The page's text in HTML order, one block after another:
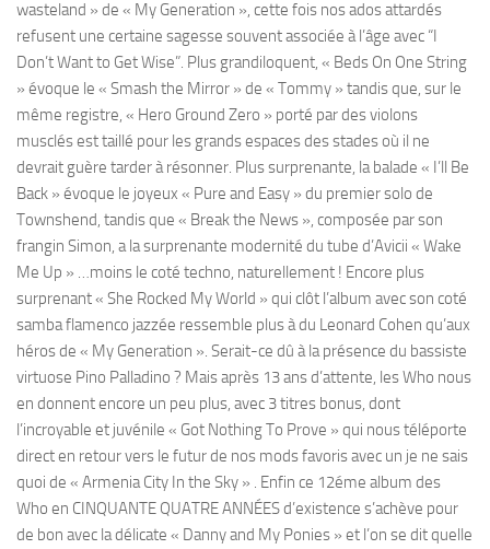
wasteland » de « My Generation », cette fois nos ados attardés
refusent une certaine sagesse souvent associée à l’âge avec “I
Don’t Want to Get Wise”. Plus grandiloquent, « Beds On One String
» évoque le « Smash the Mirror » de « Tommy » tandis que, sur le
même registre, « Hero Ground Zero » porté par des violons
musclés est taillé pour les grands espaces des stades où il ne
devrait guère tarder à résonner. Plus surprenante, la balade « I’ll Be
Back » évoque le joyeux « Pure and Easy » du premier solo de
Townshend, tandis que « Break the News », composée par son
frangin Simon, a la surprenante modernité du tube d’Avicii « Wake
Me Up » …moins le coté techno, naturellement ! Encore plus
surprenant « She Rocked My World » qui clôt l’album avec son coté
samba flamenco jazzée ressemble plus à du Leonard Cohen qu’aux
héros de « My Generation ». Serait-ce dû à la présence du bassiste
virtuose Pino Palladino ? Mais après 13 ans d’attente, les Who nous
en donnent encore un peu plus, avec 3 titres bonus, dont
l’incroyable et juvénile « Got Nothing To Prove » qui nous téléporte
direct en retour vers le futur de nos mods favoris avec un je ne sais
quoi de « Armenia City In the Sky » . Enfin ce 12éme album des
Who en CINQUANTE QUATRE ANNÉES d’existence s’achève pour
de bon avec la délicate « Danny and My Ponies » et l’on se dit quelle